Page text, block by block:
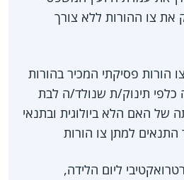
את צו ההורות ללא צורך
הורות פסיקתי המכיר בהורות
תינוק/ת שנולד/ה לבת
של האם הלא ביולוגית ובתנאי
למתן צו הורות
ליום הלידה,